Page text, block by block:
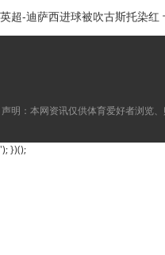
英超-迪萨西进球被吹古斯托染红
声明：本网资讯仅供体育爱好者浏览
'); })();